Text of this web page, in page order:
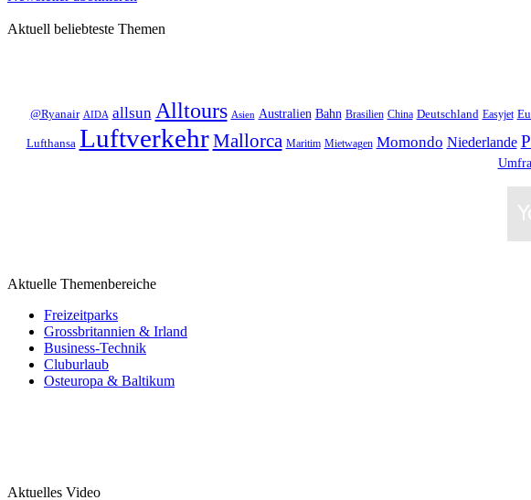
Aktuell beliebteste Themen
@Ryanair AIDA allsun Alltours Asien Australien Bahn Brasilien China Deutschland Easyjet
Lufthansa LuftverkehrMallorca Maritim Mietwagen Momondo Niederlande
Aktuelle Themenbereiche
Freizeitparks
Grossbritannien & Irland
Business-Technik
Cluburlaub
Osteuropa & Baltikum
Aktuelles Video